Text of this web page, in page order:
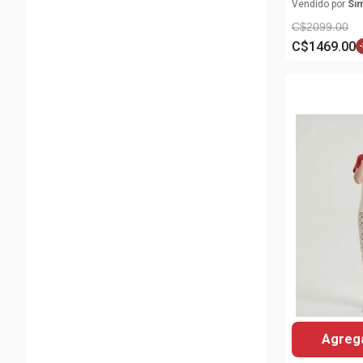
Snoopy
Vendido por
C$2099.00
C$1469.00 -